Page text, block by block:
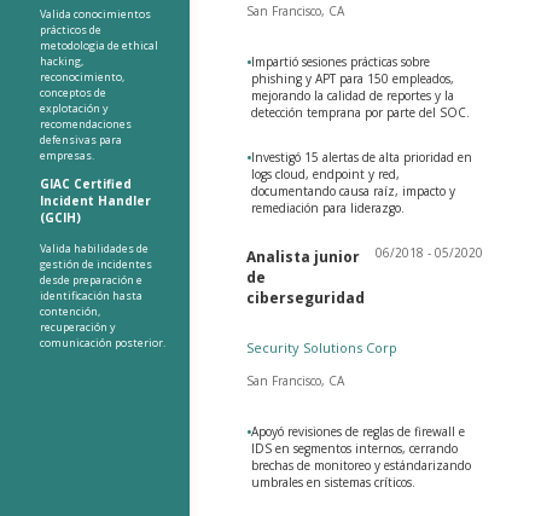
Valida conocimientos
prácticos de
metodologia de ethical
hacking,
reconocimiento,
conceptos de
explotación y
recomendaciones
defensivas para
empresas.
GIAC Certified
Incident Handler
(GCIH)
Valida habilidades de
gestión de incidentes
desde preparación e
identificación hasta
contención,
recuperación y
comunicación posterior.
San Francisco, CA
•Impartió sesiones prácticas sobre
phishing y APT para 150 empleados,
mejorando la calidad de reportes y la
detección temprana por parte del SOC.
•Investigó 15 alertas de alta prioridad en
logs cloud, endpoint y red,
documentando causa raíz, impacto y
remediación para liderazgo.
Analista junior
de
ciberseguridad
06/2018 - 05/2020
Security Solutions Corp
San Francisco, CA
•Apoyó revisiones de reglas de firewall e
IDS en segmentos internos, cerrando
brechas de monitoreo y estándarizando
umbrales en sistemas críticos.